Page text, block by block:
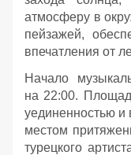
атмосферу в
пейзажей,
впечатления от
Начало
на 22:00.
уединенностью и
местом
турецкого